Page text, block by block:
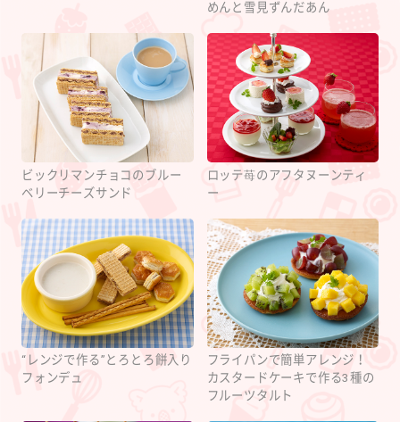
めんと雪見ずんだあん
ビックリマンチョコのブルー
ベリーチーズサンド
ロッテ苺のアフタヌーンティ
ー
“レンジで作る”とろとろ餅入り
フォンデュ
フライパンで簡単アレンジ！
カスタードケーキで作る3種の
フルーツタルト